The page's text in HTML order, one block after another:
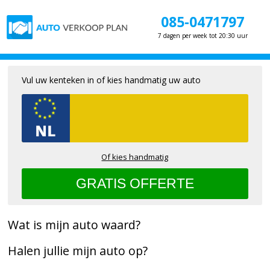
085-0471797
7 dagen per week tot 20:30 uur
Wat is mijn auto waard?
Halen jullie mijn auto op?
Vul uw kenteken in of kies handmatig uw auto
Of kies handmatig